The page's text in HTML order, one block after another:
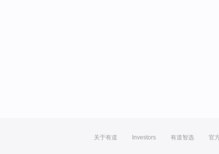
关于有道 Investors 有道智选 官